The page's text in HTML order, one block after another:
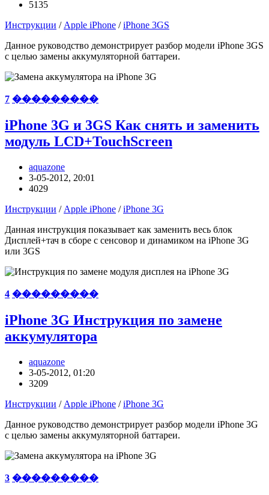
5135
Инструкции / Apple iPhone /iPhone 3GS
Данное руководство демонстрирует разбор модели iPhone 3GS
с целью замены аккумуляторной баттареи.
7 ���������
iPhone 3G и 3GS Как снять и заменить
модуль LCD+TouchScreen
aquazone
3-05-2012, 20:01
4029
Инструкции / Apple iPhone /iPhone 3G
Данная инструкция показывает как заменить весь блок
Дисплей+тач в сборе с сенсовор и динамиком на iPhone 3G
или 3GS
4 ���������
iPhone 3G Инструкция по замене
аккумулятора
aquazone
3-05-2012, 01:20
3209
Инструкции / Apple iPhone /iPhone 3G
Данное руководство демонстрирует разбор модели iPhone 3G
с целью замены аккумуляторной баттареи.
3 ���������